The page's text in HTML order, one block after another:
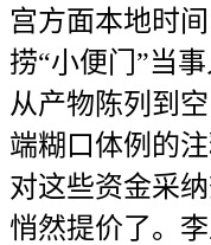
宫方面本地时
捞“小便门”当
从产物陈列到
端糊口体例的
对这些资金采
悄然提价了。